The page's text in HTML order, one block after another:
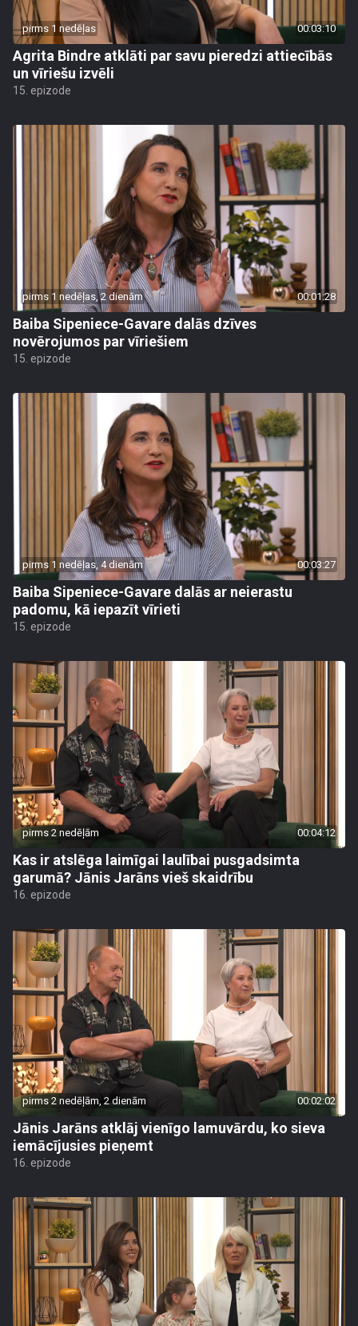
pirms 1 nedēļas 00:03:10
Agrita Bindre atklāti par savu pieredzi attiecībās
un vīriešu izvēli
15. epizode
pirms 1 nedēļas, 2 dienām 00:01:28
Baiba Sipeniece-Gavare dalās dzīves
novērojumos par vīriešiem
15. epizode
pirms 1 nedēļas, 4 dienām 00:03:27
Baiba Sipeniece-Gavare dalās ar neierastu
padomu, kā iepazīt vīrieti
15. epizode
pirms 2 nedēļām 00:04:12
Kas ir atslēga laimīgai laulībai pusgadsimta
garumā? Jānis Jarāns vieš skaidrību
16. epizode
pirms 2 nedēļām, 2 dienām 00:02:02
Jānis Jarāns atklāj vienīgo lamuvārdu, ko sieva
iemācījusies pieņemt
16. epizode